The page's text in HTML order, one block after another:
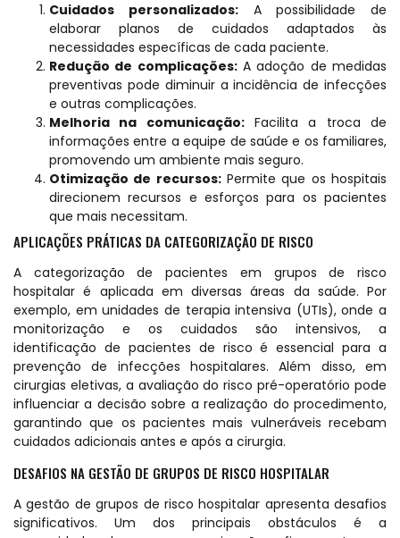
Cuidados personalizados:A possibilidade de
elaborar planos de cuidados adaptados às
necessidades específicas de cada paciente.
Redução de complicações:A adoção de medidas
preventivas pode diminuir a incidência de infecções
e outras complicações.
Melhoria na comunicação:Facilita a troca de
informações entre a equipe de saúde e os familiares,
promovendo um ambiente mais seguro.
Otimização de recursos:Permite que os hospitais
direcionem recursos e esforços para os pacientes
que mais necessitam.
APLICAÇÕES PRÁTICAS DA CATEGORIZAÇÃO DE RISCO
A categorização de pacientes em grupos de risco
hospitalar é aplicada em diversas áreas da saúde. Por
exemplo, em unidades de terapia intensiva (UTIs), onde a
monitorização e os cuidados são intensivos, a
identificação de pacientes de risco é essencial para a
prevenção de infecções hospitalares. Além disso, em
cirurgias eletivas, a avaliação do risco pré-operatório pode
influenciar a decisão sobre a realização do procedimento,
garantindo que os pacientes mais vulneráveis recebam
cuidados adicionais antes e após a cirurgia.
DESAFIOS NA GESTÃO DE GRUPOS DE RISCO HOSPITALAR
A gestão de grupos de risco hospitalar apresenta desafios
significativos. Um dos principais obstáculos é a